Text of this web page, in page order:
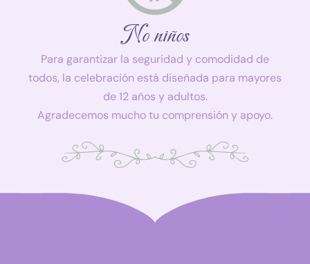
No niños
Para garantizar la seguridad y comodidad de
todos, la celebración está diseñada para mayores
de 12 años y adultos.
Agradecemos mucho tu comprensión y apoyo.